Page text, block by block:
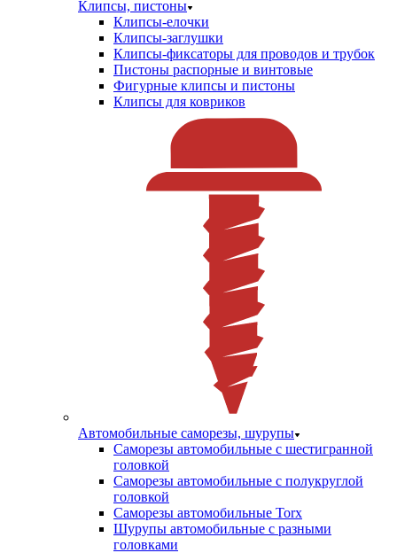
Клипсы, пистоны
Клипсы-елочки
Клипсы-заглушки
Клипсы-фиксаторы для проводов и трубок
Пистоны распорные и винтовые
Фигурные клипсы и пистоны
Клипсы для ковриков
Автомобильные саморезы, шурупы
Саморезы автомобильные с шестигранной
головкой
Саморезы автомобильные с полукруглой
головкой
Саморезы автомобильные Torx
Шурупы автомобильные с разными
головками